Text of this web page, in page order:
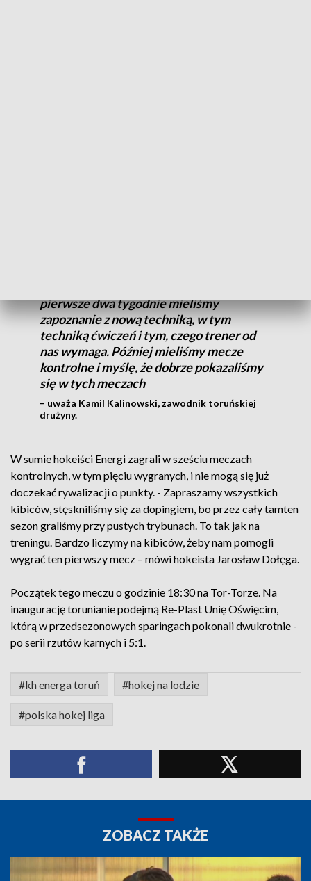
pierwsze dwa tygodnie mieliśmy
zapoznanie z nową techniką, w tym
techniką ćwiczeń i tym, czego trener od
nas wymaga. Później mieliśmy mecze
kontrolne i myślę, że dobrze pokazaliśmy
się w tych meczach
– uważa Kamil Kalinowski, zawodnik toruńskiej
drużyny.
W sumie hokeiści Energi zagrali w sześciu meczach
kontrolnych, w tym pięciu wygranych, i nie mogą się już
doczekać rywalizacji o punkty. - Zapraszamy wszystkich
kibiców, stęskniliśmy się za dopingiem, bo przez cały tamten
sezon graliśmy przy pustych trybunach. To tak jak na
treningu. Bardzo liczymy na kibiców, żeby nam pomogli
wygrać ten pierwszy mecz – mówi hokeista Jarosław Dołęga.
Początek tego meczu o godzinie 18:30 na Tor-Torze. Na
inaugurację torunianie podejmą Re-Plast Unię Oświęcim,
którą w przedsezonowych sparingach pokonali dwukrotnie -
po serii rzutów karnych i 5:1.
#kh energa toruń #hokej na lodzie
#polska hokej liga
ZOBACZ TAKŻE